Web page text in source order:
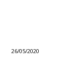
26/05/2020